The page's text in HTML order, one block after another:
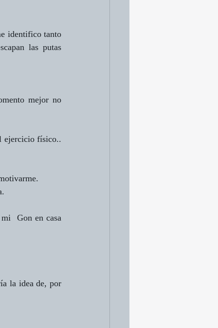
identifico tanto
las putas
mejor no
ejercicio físico..
Gon en casa
la idea de, por